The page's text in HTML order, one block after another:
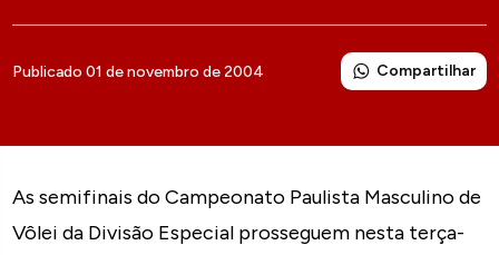
Publicado 01 de novembro de 2004 Compartilhar
As semifinais do Campeonato Paulista Masculino de
Vôlei da Divisão Especial prosseguem nesta terça-